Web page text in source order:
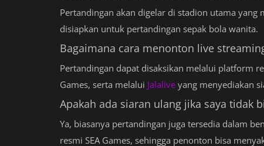
Pertandingan akan digelar di stadion utama yang
disiapkan untuk pertandingan sepak bola wanita.
Bagaimana cara menonton live
Pertandingan dapat disaksikan melalui platform
Games, serta melalui Jalalive yang menyediakan
Apakah ada siaran ulang jika saya tidak
Ya, biasanya pertandingan juga tersedia dalam
resmi SEA Games, sehingga penonton bisa